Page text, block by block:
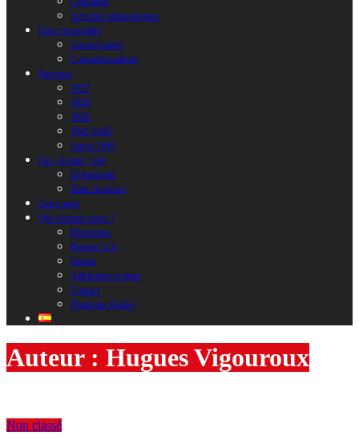
Activités pédagogiques
Faire reconnaître
Anniversaires
Commémorations
Parcours
1937
1939
1940
1941-1945
Après 1945
Lire, écouter, voir
Évènements
Dans la presse
Liens amis
Qui sommes nous ?
Historique
Bureau / CA
Statuts
Adhésions et dons
Contact
Mentions légales
Auteur : Hugues Vigouroux
Non classé